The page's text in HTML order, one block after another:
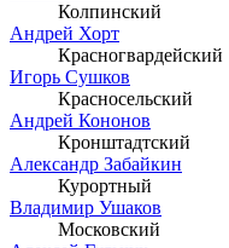
Колпинский
Андрей Хорт
Красногвардейский
Игорь Сушков
Красносельский
Андрей Кононов
Кронштадтский
Александр Забайкин
Курортный
Владимир Ушаков
Московский